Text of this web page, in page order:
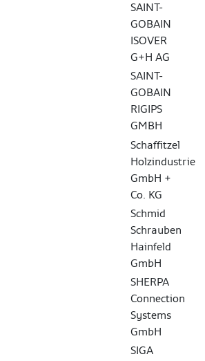
SAINT-
GOBAIN
ISOVER
G+H AG
SAINT-
GOBAIN
RIGIPS
GMBH
Schaffitzel
Holzindustrie
GmbH +
Co. KG
Schmid
Schrauben
Hainfeld
GmbH
SHERPA
Connection
Systems
GmbH
SIGA